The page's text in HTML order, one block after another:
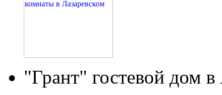
"Грант" гостевой дом